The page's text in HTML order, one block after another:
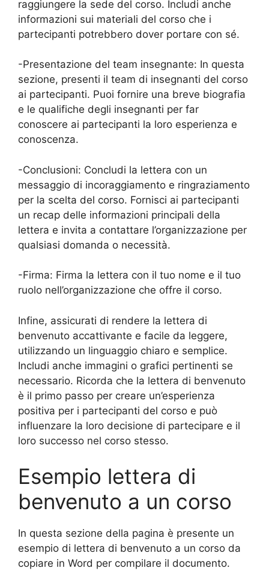
raggiungere la sede del corso. Includi anche
informazioni sui materiali del corso che i
partecipanti potrebbero dover portare con sé.
-Presentazione del team insegnante: In questa
sezione, presenti il team di insegnanti del corso
ai partecipanti. Puoi fornire una breve biografia
e le qualifiche degli insegnanti per far
conoscere ai partecipanti la loro esperienza e
conoscenza.
-Conclusioni: Concludi la lettera con un
messaggio di incoraggiamento e ringraziamento
per la scelta del corso. Fornisci ai partecipanti
un recap delle informazioni principali della
lettera e invita a contattare l’organizzazione per
qualsiasi domanda o necessità.
-Firma: Firma la lettera con il tuo nome e il tuo
ruolo nell’organizzazione che offre il corso.
Infine, assicurati di rendere la lettera di
benvenuto accattivante e facile da leggere,
utilizzando un linguaggio chiaro e semplice.
Includi anche immagini o grafici pertinenti se
necessario. Ricorda che la lettera di benvenuto
è il primo passo per creare un’esperienza
positiva per i partecipanti del corso e può
influenzare la loro decisione di partecipare e il
loro successo nel corso stesso.
Esempio lettera di
benvenuto a un corso
In questa sezione della pagina è presente un
esempio di lettera di benvenuto a un corso da
copiare in Word per compilare il documento.